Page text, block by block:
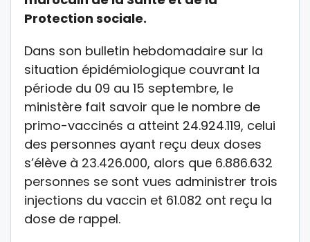
Protection sociale.
Dans son bulletin hebdomadaire sur la
situation épidémiologique couvrant la
période du 09 au 15 septembre, le
ministère fait savoir que le nombre de
primo-vaccinés a atteint 24.924.119, celui
des personnes ayant reçu deux doses
s’élève à 23.426.000, alors que 6.886.632
personnes se sont vues administrer trois
injections du vaccin et 61.082 ont reçu la
dose de rappel.